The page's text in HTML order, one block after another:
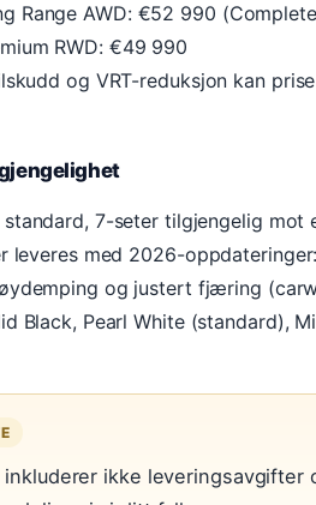
Range AWD: €52 990
RWD: €49 990
og VRT-reduksjon kan
7-seter tilgjengelig mot
leveres med 2026-
og justert fjæring
Black, Pearl White (standard),
inkluderer ikke leveringsavgifter